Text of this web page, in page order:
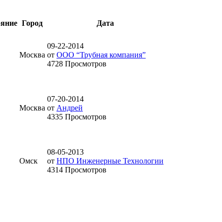
Город Дата
Москва
09-22-2014
от ООО “Трубная компания”
4728 Просмотров
Москва
07-20-2014
от Андрей
4335 Просмотров
Омск
08-05-2013
от НПО Инженерные Технологии
4314 Просмотров